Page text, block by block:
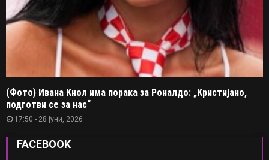
(Фото) Ивана Кнол има порака за Роналдо: „Кристијано,
подготви се за нас“
17:50 - 28 јуни, 2026
FACEBOOK